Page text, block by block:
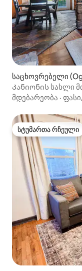
საცხოვრებელი
Კანიონის სახლი
გასასვლელით
მდებარეობა ·
სტუმართა რჩეული
სტუმართა რჩეული